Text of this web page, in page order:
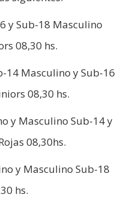
y Sub-18 Masculino
08,30 hs.
14 Masculino y Sub-16
08,30 hs.
y Masculino Sub-14 y
08,30hs.
y Masculino Sub-18
hs.